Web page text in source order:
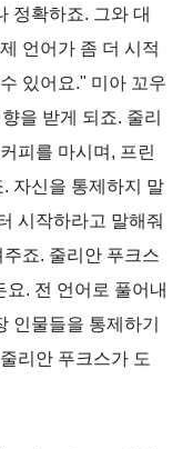
정확하죠. 그와 대
언어가 좀 더 시적
있어요." 미아 꼬우
을 받게 되죠. 줄리
피를 마시며, 프린
자신을 통제하지 말
시작하라고 말해줘
죠. 줄리안 푸크스
. 전 언어로 풀어내
인물들을 통제하기
리안 푸크스가 도